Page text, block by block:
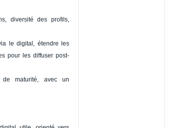
diversité des profils,
le digital, étendre les
pour les diffuser post-
de maturité, avec un